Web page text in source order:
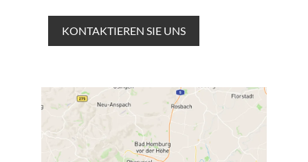
KONTAKTIEREN SIE UNS